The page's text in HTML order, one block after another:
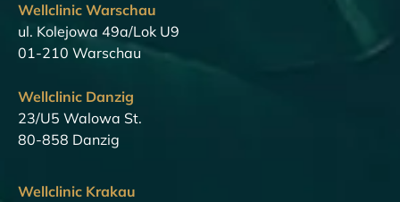
Wellclinic Warschau
ul. Kolejowa 49a/Lok U9
01-210 Warschau
Wellclinic Danzig
23/U5 Walowa St.
80-858 Danzig
Wellclinic Krakau